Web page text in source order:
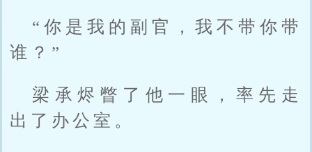
“你是我的副官，我不带你带
谁？”
梁承烬瞥了他一眼，率先走
出了办公室。